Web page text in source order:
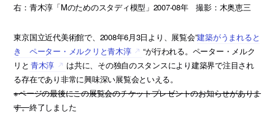
右：青木淳「Mのためのスタディ模型」2007-08年 撮影：木奥恵三
東京国立近代美術館で、2008年6月3日より、展覧会”建築がうまれると
き ペーター・メルクリと青木淳
“が行われる。ペーター・メルク
リと 青木淳
は共に、その独自のスタンスにより建築界で注目され
る存在であり非常に興味深い展覧会といえる。
※ページの最後にこの展覧会のチケットプレゼントのお知らせがありま
す。終了しました